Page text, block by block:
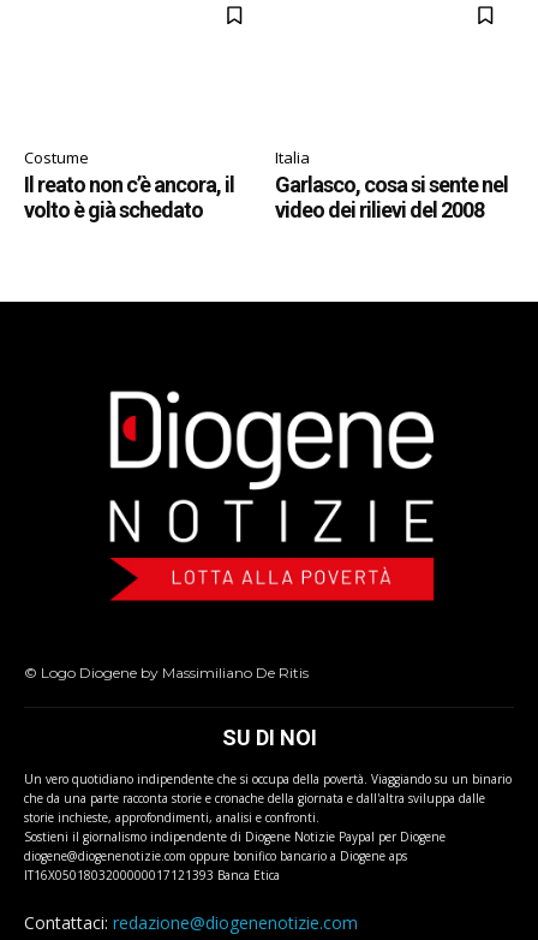
Costume
Il reato non c’è ancora, il
volto è già schedato
Italia
Garlasco, cosa si sente nel
video dei rilievi del 2008
© Logo Diogene by Massimiliano De Ritis
SU DI NOI
Un vero quotidiano indipendente che si occupa della povertà. Viaggiando su un binario
che da una parte racconta storie e cronache della giornata e dall'altra sviluppa dalle
storie inchieste, approfondimenti, analisi e confronti.
Sostieni il giornalismo indipendente di Diogene Notizie Paypal per Diogene
diogene@diogenenotizie.com oppure bonifico bancario a Diogene aps
IT16X0501803200000017121393 Banca Etica
Contattaci: redazione@diogenenotizie.com